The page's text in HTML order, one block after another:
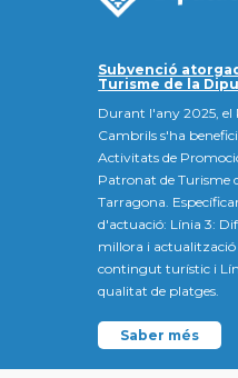
Subvenció
Turisme de la
Durant l'any 2025, el
Cambrils s'ha
Activitats de
Patronat de Turisme
Tarragona.
d'actuació: Línia 3:
millora i actualització
contingut turístic i
qualitat de platges.
Saber més